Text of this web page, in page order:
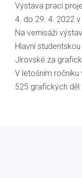
Výstava prací
4. do 29. 4. 2022 v
Na vernisáži
Hlavní
Jírovské za
V letošním
525 grafických děl